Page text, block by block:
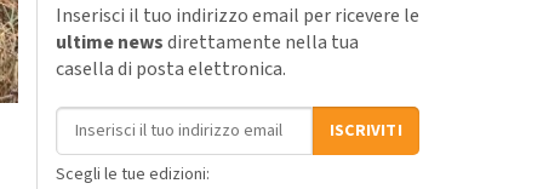
Inserisci il tuo indirizzo email per ricevere le
ultime newsdirettamente nella tua
casella di posta elettronica.
Indirizzo email
ISCRIVITI
Scegli le tue edizioni: